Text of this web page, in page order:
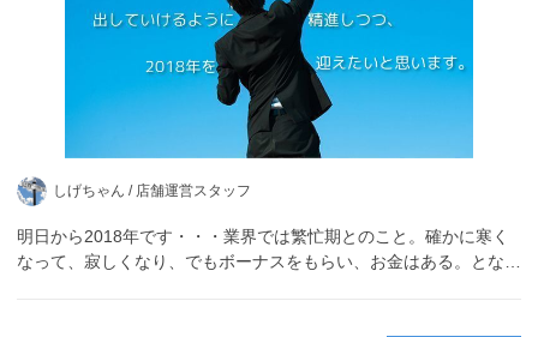
しげちゃん / 店舗運営スタッフ
明日から2018年です・・・業界では繁忙期とのこと。確かに寒く
なって、寂しくなり、でもボーナスをもらい、お金はある。とな…